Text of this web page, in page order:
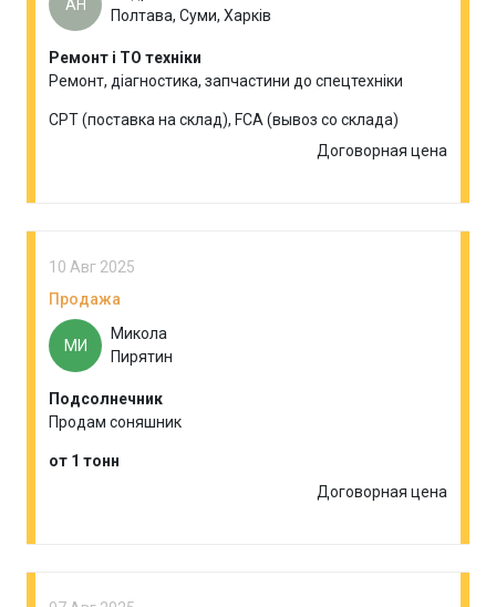
АН
Полтава, Суми, Харків
Ремонт і ТО техніки
Ремонт, діагностика, запчастини до спецтехніки
CPT (поставка на склад), FCA (вывоз со склада)
Договорная цена
10 Авг 2025
Продажа
МИ
Микола
Пирятин
Подсолнечник
Продам соняшник
от 1 тонн
Договорная цена